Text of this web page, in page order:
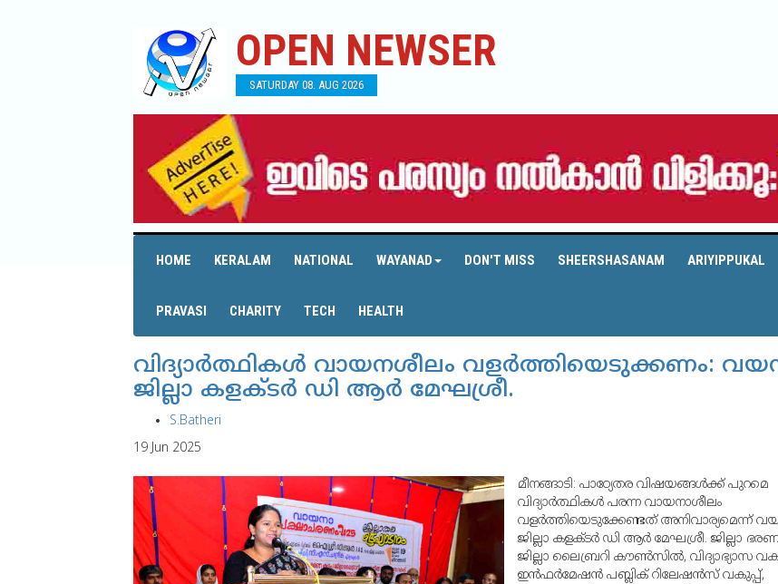
OPEN NEWSER
SATURDAY 08. AUG 2026
HOME KERALAM NATIONAL WAYANAD DON'T MISS SHEERSHASANAM ARIYIPPUKAL
PRAVASI CHARITY TECH HEALTH
വിദ്യാര്‍ത്ഥികള്‍ വായനശീലം വളര്‍ത്തിയെടുക്കണം:
ജില്ലാ കളക്ടര്‍ ഡി ആര്‍ മേഘശ്രീ.
S.Batheri
19 Jun 2025
മീനങ്ങാടി: പാഠ്യേതര വിഷയങ്ങള്‍ക്ക് പുറമെ
വിദ്യാര്‍ത്ഥികള്‍ പരന്ന വായനാശീലം
വളര്‍ത്തിയെടുക്കേണ്ടത് അനിവാര്യമെന്ന്
ജില്ലാ കളക്ടര്‍ ഡി ആര്‍ മേഘശ്രീ. ജില്ലാ
ജില്ലാ ലൈബ്രറി കൗണ്‍സില്‍, വിദ്യാഭ്യാസ
ഇന്‍ഫര്‍മേഷന്‍ പബ്ലിക് റിലേഷന്‍സ് വകുപ്പ്,